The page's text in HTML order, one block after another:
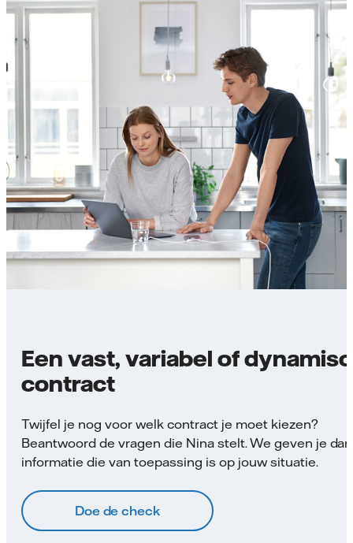
Een vast, variabel of
contract
Twijfel je nog voor welk contract je moet kiezen?
Beantwoord de vragen die Nina stelt. We geven je
informatie die van toepassing is op jouw situatie.
Doe de check